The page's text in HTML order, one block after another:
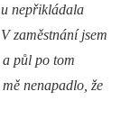
nepřikládala
zaměstnání jsem
a půl po tom
nenapadlo, že